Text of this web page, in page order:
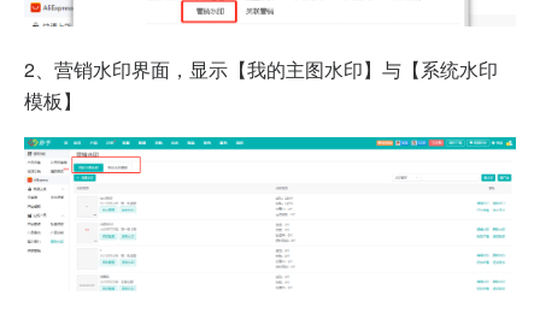
2、 营销水印界面，显示【我的主图水印】与【系统水印
模板】